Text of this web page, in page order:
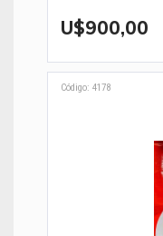
U$900,00
Código: 4178